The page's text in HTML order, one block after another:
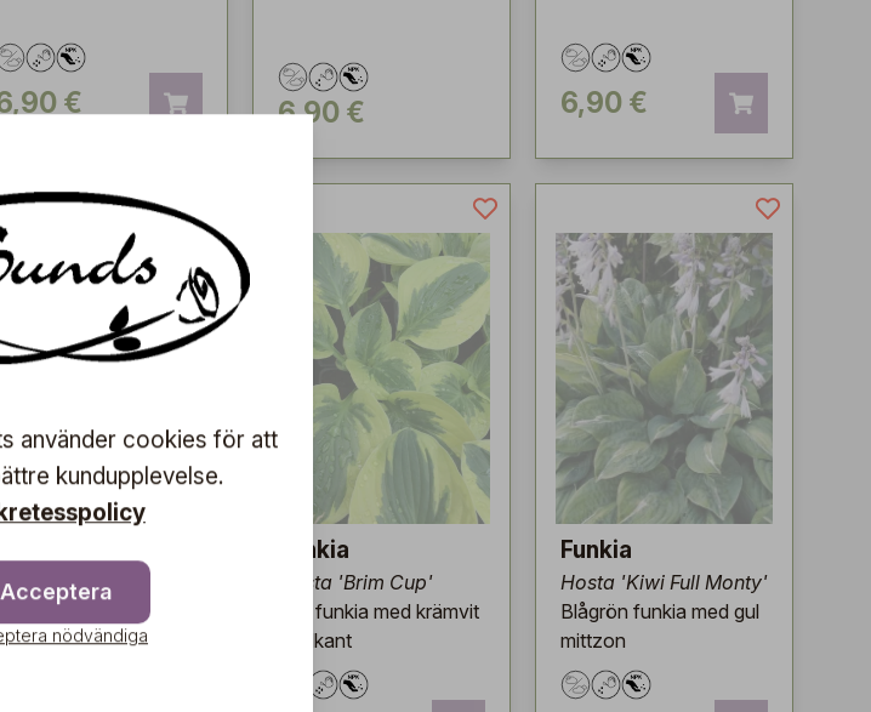
€ 6,90 € 6,90 €
Hosta 'Sorbet® PBR'
Tvåfärgad funkia med
mitt
Funkia
Hosta 'Brim Cup'
Låg funkia med krämvit
bladkant
Funkia
Hosta 'Kiwi Full Monty'
Blågrön funkia med gul
mittzon
använder cookies för att
kundupplevelse.
Acceptera
nödvändiga